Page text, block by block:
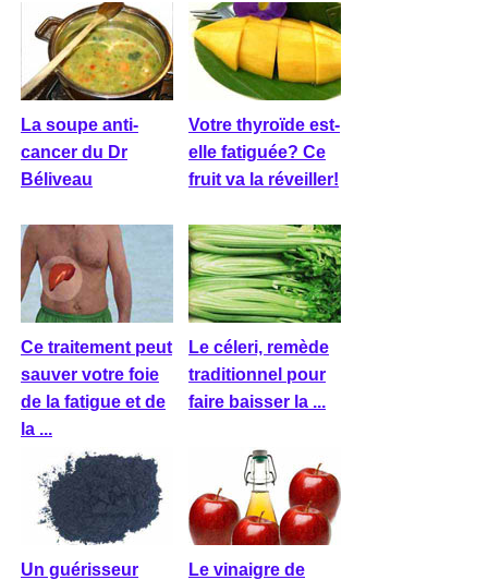
La soupe anti-
cancer du Dr
Béliveau
Votre thyroïde est-
elle fatiguée? Ce
fruit va la réveiller!
Ce traitement peut
sauver votre foie
de la fatigue et de
la ...
Le céleri, remède
traditionnel pour
faire baisser la ...
Un guérisseur
Le vinaigre de